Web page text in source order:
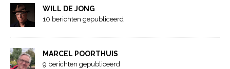
WILL DE JONG
10 berichten gepubliceerd
MARCEL POORTHUIS
9 berichten gepubliceerd